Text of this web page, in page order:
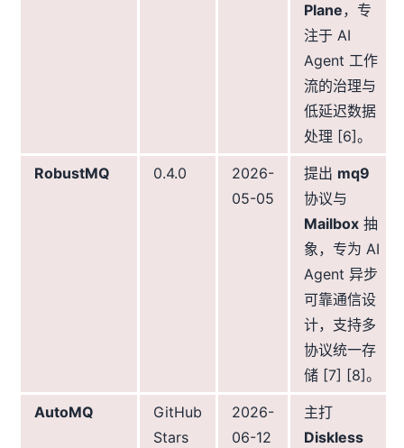
Plane，专
注于 AI
Agent 工作
流的治理与
低延迟数据
处理 [6]。
RobustMQ 0.4.0
2026-
05-05
提出 mq9
协议与
Mailbox 抽
象，专为 AI
Agent 异步
可靠通信设
计，支持多
协议统一存
储 [7] [8]。
AutoMQ
GitHub
Stars
2026-
06-12
主打
Diskless